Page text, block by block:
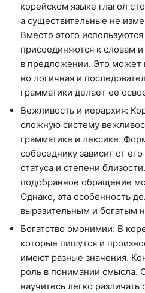
корейском языке глагол
а существительные не
Вместо этого
присоединяются к словам
в предложении. Это может
но логичная и
грамматики делает ее
Вежливость и иерархия:
сложную систему
грамматике и лексике.
собеседнику зависит от
статуса и степени
подобранное обращение
Однако, эта особенность
выразительным и богатым
Богатство омонимии: В
которые пишутся и
имеют разные значения.
роль в понимании смысла.
научитесь легко